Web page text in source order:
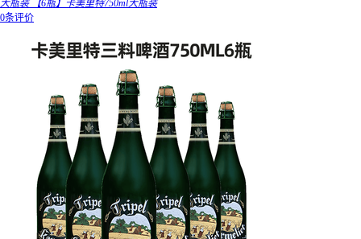
大瓶装 【6瓶】卡美里特750ml大瓶装
0条评价